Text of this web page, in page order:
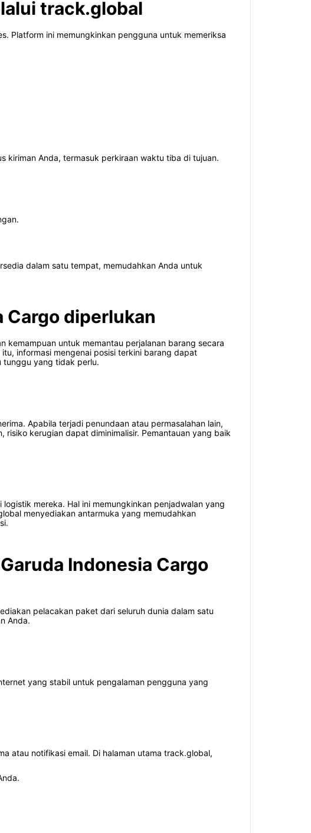
track.global
Platform ini memungkinkan pengguna untuk memeriksa
kiriman Anda, termasuk perkiraan waktu tiba di tujuan.
dalam satu tempat, memudahkan Anda untuk
Cargo diperlukan
kemampuan untuk memantau perjalanan barang secara
informasi mengenai posisi terkini barang dapat
tunggu yang tidak perlu.
Apabila terjadi penundaan atau permasalahan lain,
kerugian dapat diminimalisir. Pemantauan yang baik
mereka. Hal ini memungkinkan penjadwalan yang
menyediakan antarmuka yang memudahkan
Indonesia Cargo
pelacakan paket dari seluruh dunia dalam satu
Anda.
yang stabil untuk pengalaman pengguna yang
atau notifikasi email. Di halaman utama track.global,